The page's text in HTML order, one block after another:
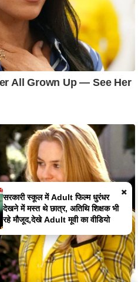
×
सरकारी स्कूल में Adult फिल्म धुरंधर
देखने में मस्त थे छात्र, अतिथि शिक्षक भी
रहे मौजूद,देखे Adult मूवी का वीडियो